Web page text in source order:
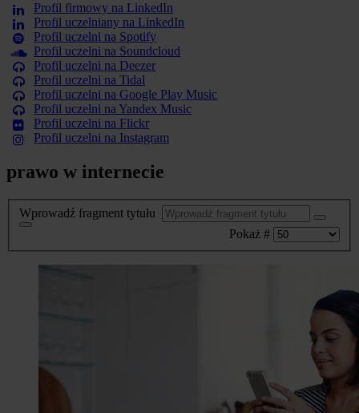
Profil firmowy na LinkedIn
Profil uczelniany na LinkedIn
Profil uczelni na Spotify
Profil uczelni na Soundcloud
Profil uczelni na Deezer
Profil uczelni na Tidal
Profil uczelni na Google Play Music
Profil uczelni na Yandex Music
Profil uczelni na Flickr
Profil uczelni na Instagram
prawo w internecie
Wprowadź fragment tytułu
Pokaż #